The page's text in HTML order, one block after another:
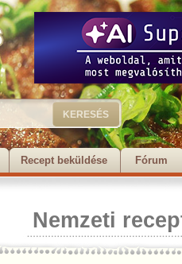
Recept beküldése Fórum
Nemzeti